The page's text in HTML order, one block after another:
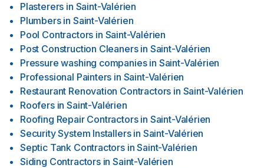
Plasterers in Saint-Valérien
Plumbers in Saint-Valérien
Pool Contractors in Saint-Valérien
Post Construction Cleaners in Saint-Valérien
Pressure washing companies in Saint-Valérien
Professional Painters in Saint-Valérien
Restaurant Renovation Contractors in Saint-Valérien
Roofers in Saint-Valérien
Roofing Repair Contractors in Saint-Valérien
Security System Installers in Saint-Valérien
Septic Tank Contractors in Saint-Valérien
Siding Contractors in Saint-Valérien